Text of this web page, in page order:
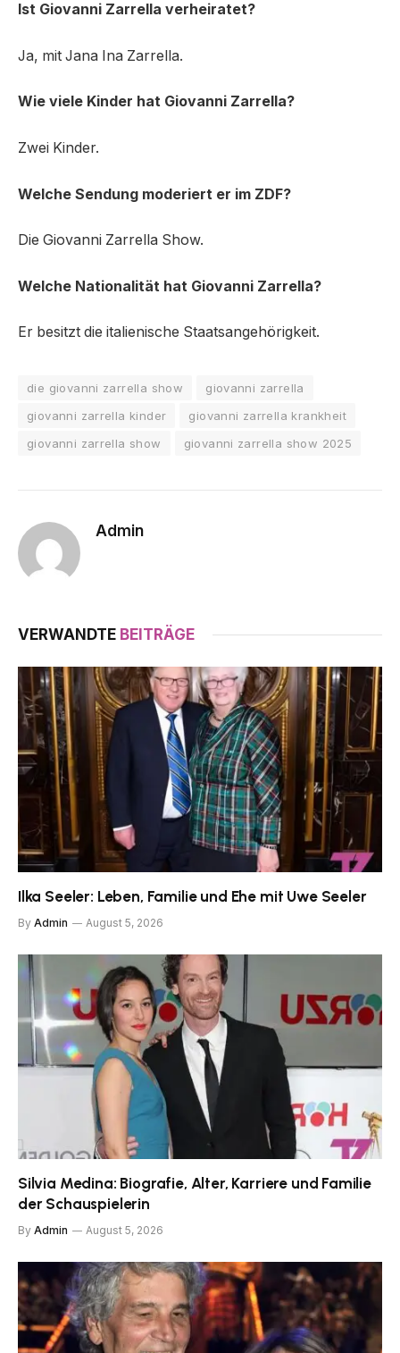
Ist Giovanni Zarrella verheiratet?
Ja, mit Jana Ina Zarrella.
Wie viele Kinder hat Giovanni Zarrella?
Zwei Kinder.
Welche Sendung moderiert er im ZDF?
Die Giovanni Zarrella Show.
Welche Nationalität hat Giovanni Zarrella?
Er besitzt die italienische Staatsangehörigkeit.
die giovanni zarrella show
giovanni zarrella
giovanni zarrella kinder
giovanni zarrella krankheit
giovanni zarrella show
giovanni zarrella show 2025
Admin
VERWANDTE BEITRÄGE
Ilka Seeler: Leben, Familie und Ehe mit Uwe Seeler
By Admin August 5, 2026
Silvia Medina: Biografie, Alter, Karriere und Familie
der Schauspielerin
By Admin August 5, 2026